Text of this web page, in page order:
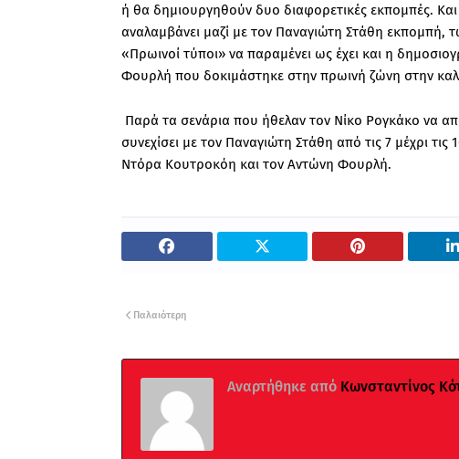
ή θα δημιουργηθούν δυο διαφορετικές εκπομπές.
αναλαμβάνει μαζί με τον Παναγιώτη Στάθη
«Πρωινοί τύποι» να παραμένει ως έχει και η
Φουρλή που δοκιμάστηκε στην πρωινή ζώνη στην
Παρά τα σενάρια που ήθελαν τον Νίκο Ρογκάκο να
συνεχίσει με τον Παναγιώτη Στάθη από τις 7 μέχρι
Ντόρα Κουτροκόη και τον Αντώνη Φουρλή.
Παλαιότερη
Αναρτήθηκε από Κωνσταντίνος